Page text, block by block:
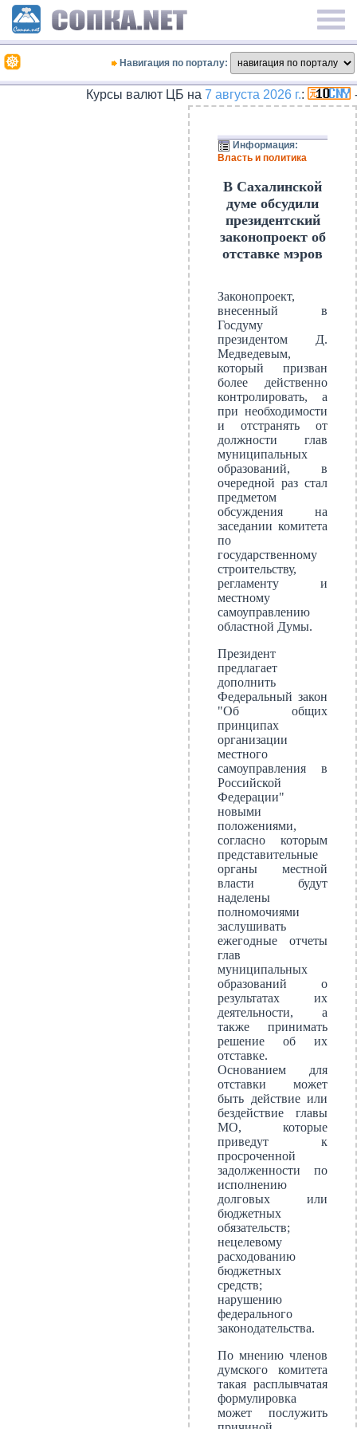
Навигация по порталу:
Курсы валют ЦБ на7 августа 2026 г.: -
Информация:
Власть и политика
В Сахалинской
думе обсудили
президентский
законопроект об
отставке мэров
Законопроект,
внесенный в
Госдуму
президентом Д.
Медведевым,
который призван
более действенно
контролировать, а
при необходимости
и отстранять от
должности глав
муниципальных
образований, в
очередной раз стал
предметом
обсуждения на
заседании комитета
по
государственному
строительству,
регламенту и
местному
самоуправлению
областной Думы.
Президент
предлагает
дополнить
Федеральный закон
"Об общих
принципах
организации
местного
самоуправления в
Российской
Федерации"
новыми
положениями,
согласно которым
представительные
органы местной
власти будут
наделены
полномочиями
заслушивать
ежегодные отчеты
глав
муниципальных
образований о
результатах их
деятельности, а
также принимать
решение об их
отставке.
Основанием для
отставки может
быть действие или
бездействие главы
МО, которые
приведут к
просроченной
задолженности по
исполнению
долговых или
бюджетных
обязательств;
нецелевому
расходованию
бюджетных
средств;
нарушению
федерального
законодательства.
По мнению членов
думского комитета
такая расплывчатая
формулировка
может послужить